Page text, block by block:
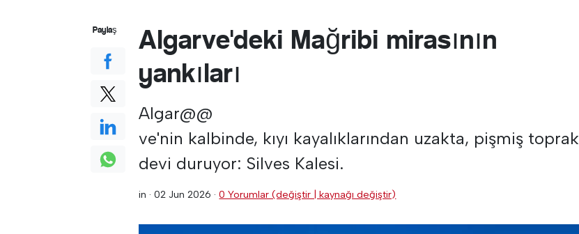
Algarve'deki Mağribi mirasının
yankıları
Algar@@
ve'nin kalbinde, kıyı kayalıklarından uzakta, pişmiş toprak
devi duruyor: Silves Kalesi.
in ·02 Jun 2026 ·0 Yorumlar (değiştir | kaynağı değiştir)
Paylaş